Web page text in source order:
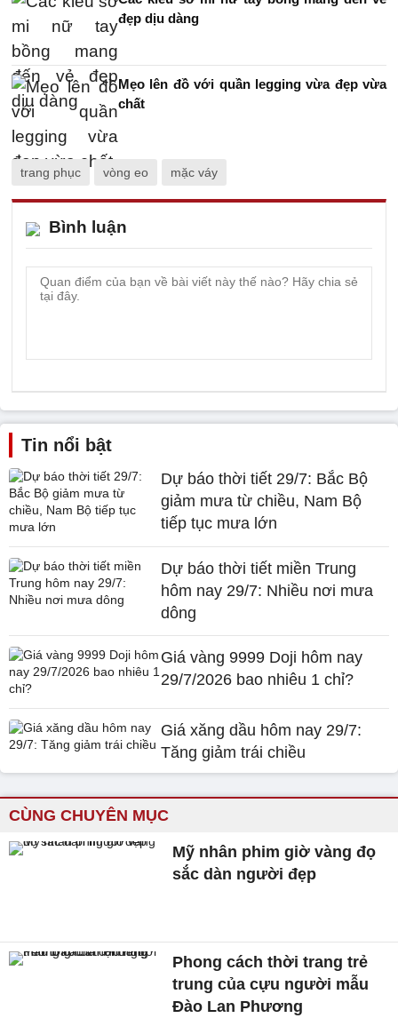
đẹp dịu dàng
Mẹo lên đồ với quần legging vừa đẹp vừa
chất
trang phục vòng eo mặc váy
Bình luận
Tin nổi bật
Dự báo thời tiết 29/7: Bắc Bộ
giảm mưa từ chiều, Nam Bộ
tiếp tục mưa lớn
Dự báo thời tiết miền Trung
hôm nay 29/7: Nhiều nơi mưa
dông
Giá vàng 9999 Doji hôm nay
29/7/2026 bao nhiêu 1 chỉ?
Giá xăng dầu hôm nay 29/7:
Tăng giảm trái chiều
CÙNG CHUYÊN MỤC
Mỹ nhân phim giờ vàng đọ
sắc dàn người đẹp
Phong cách thời trang trẻ
trung của cựu người mẫu
Đào Lan Phương